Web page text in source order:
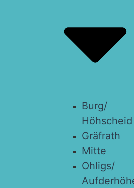
Burg/​
Höhscheid
Grä­f­rath
Mit­te
Ohligs/​